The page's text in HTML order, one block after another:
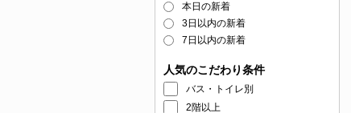
本日の新着
3日以内の新着
7日以内の新着
人気のこだわり条件
バス・トイレ別
2階以上